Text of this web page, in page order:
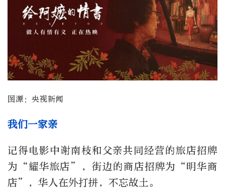
图源：央视新闻
我们一家亲
记得电影中谢南枝和父亲共同经营的旅店招牌
为“耀华旅店”，街边的商店招牌为“明华商
店”，华人在外打拼，不忘故土。